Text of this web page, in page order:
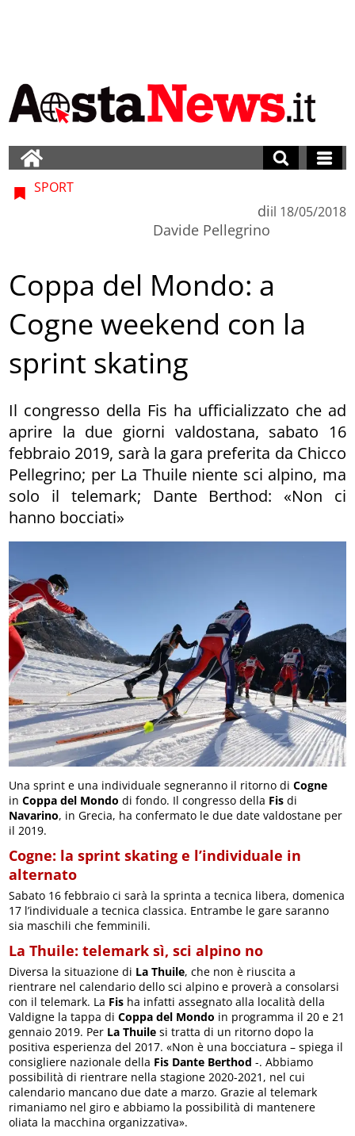
SPORT
di
Davide Pellegrino
il 18/05/2018
Coppa del Mondo: a
Cogne weekend con la
sprint skating
Il congresso della Fis ha ufficializzato che ad
aprire la due giorni valdostana, sabato 16
febbraio 2019, sarà la gara preferita da Chicco
Pellegrino; per La Thuile niente sci alpino, ma
solo il telemark; Dante Berthod: «Non ci
hanno bocciati»
Una sprint e una individuale segneranno il ritorno diCogne
inCoppa del Mondo di fondo. Il congresso della Fis di
Navarino, in Grecia, ha confermato le due date valdostane per
il 2019.
Cogne: la sprint skating e l’individuale in
alternato
Sabato 16 febbraio ci sarà la sprinta a tecnica libera, domenica
17 l’individuale a tecnica classica. Entrambe le gare saranno
sia maschili che femminili.
La Thuile: telemark sì, sci alpino no
Diversa la situazione di La Thuile, che non è riuscita a
rientrare nel calendario dello sci alpino e proverà a consolarsi
con il telemark. La Fis ha infatti assegnato alla località della
Valdigne la tappa diCoppa del Mondo in programma il 20 e 21
gennaio 2019. Per La Thuile si tratta di un ritorno dopo la
positiva esperienza del 2017. «Non è una bocciatura – spiega il
consigliere nazionale della Fis Dante Berthod -. Abbiamo
possibilità di rientrare nella stagione 2020-2021, nel cui
calendario mancano due date a marzo. Grazie al telemark
rimaniamo nel giro e abbiamo la possibilità di mantenere
oliata la macchina organizzativa».